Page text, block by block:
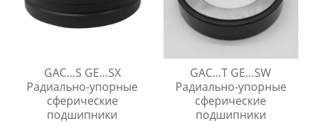
GAC…S GE…SX
Радиально-упорные
сферические
подшипники
GAC…T GE…SW
Радиально-упорные
сферические
подшипники